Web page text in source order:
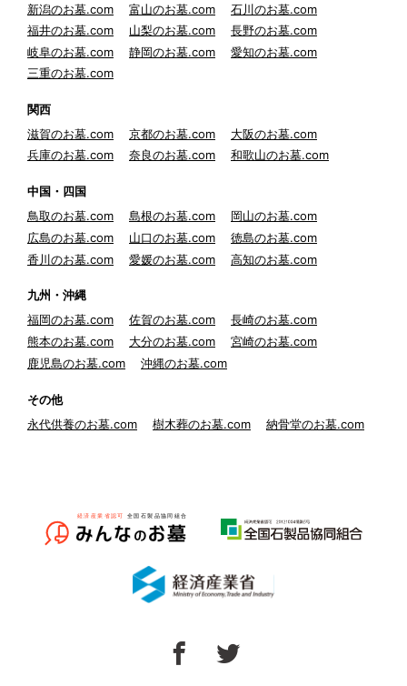
新潟のお墓.com
富山のお墓.com
石川のお墓.com
福井のお墓.com
山梨のお墓.com
長野のお墓.com
岐阜のお墓.com
静岡のお墓.com
愛知のお墓.com
三重のお墓.com
関西
滋賀のお墓.com
京都のお墓.com
大阪のお墓.com
兵庫のお墓.com
奈良のお墓.com 和歌山のお墓.com
中国・四国
鳥取のお墓.com
島根のお墓.com
岡山のお墓.com
広島のお墓.com
山口のお墓.com
徳島のお墓.com
香川のお墓.com
愛媛のお墓.com 高知のお墓.com
九州・沖縄
福岡のお墓.com
佐賀のお墓.com
長崎のお墓.com
熊本のお墓.com
大分のお墓.com
宮崎のお墓.com
鹿児島のお墓.com
沖縄のお墓.com
その他
永代供養のお墓.com
樹木葬のお墓.com 納骨堂のお墓.com